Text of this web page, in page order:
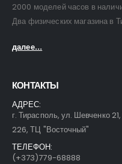
2000 моделей часов в
Два физических магазина в
далее...
КОНТАКТЫ
АДРЕС:
г. Тирасполь, ул. Шевченко
226, ТЦ "Восточный"
ТЕЛЕФОН:
(+373)779-68888